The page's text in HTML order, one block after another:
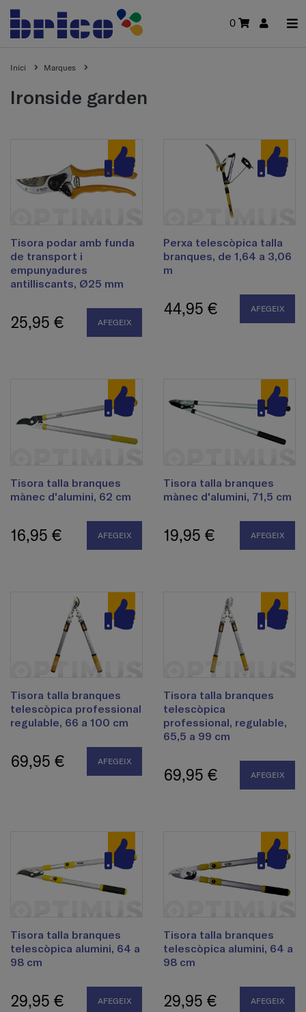
0
Inici Marques
ironside garden
Tisora podar amb funda
de transport i
empunyadures
antilliscants, Ø25 mm
25,95 € AFEGEIX
Perxa telescòpica talla
branques, de 1,64 a 3,06
m
44,95 € AFEGEIX
Tisora talla branques
mànec d'alumini, 62 cm
16,95 € AFEGEIX
Tisora talla branques
mànec d'alumini, 71,5 cm
19,95 € AFEGEIX
Tisora talla branques
telescòpica professional
regulable, 66 a 100 cm
69,95 € AFEGEIX
Tisora talla branques
telescòpica
professional, regulable,
65,5 a 99 cm
69,95 € AFEGEIX
Tisora talla branques
telescòpica alumini, 64 a
98 cm
29,95 € AFEGEIX
Tisora talla branques
telescòpica alumini, 64 a
98 cm
29,95 € AFEGEIX